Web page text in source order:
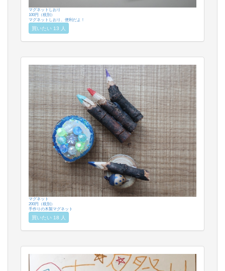
マグネットしおり
100円（税別）
マグネットしおり、便利だよ！
買いたい 13 人
マグネット
200円（税別）
手作りの木製マグネット
買いたい 18 人